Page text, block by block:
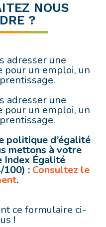
NOUS
?
adresser une
pour un emploi, un
adresser une
pour un emploi, un
politique d’égalité
mettons à votre
Index Égalité
100) : Consultez le
.
ce formulaire ci-
!